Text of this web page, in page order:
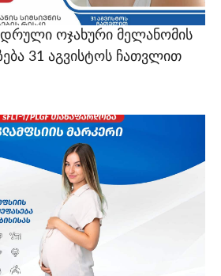
ოჯახური მელანომის
31 აგვისტოს ჩათვლით